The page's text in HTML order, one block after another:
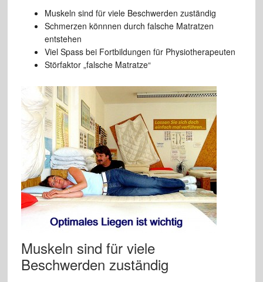
Muskeln sind für viele Beschwerden zuständig
Schmerzen könnnen durch falsche Matratzen
entstehen
Viel Spass bei Fortbildungen für Physiotherapeuten
Störfaktor „falsche Matratze“
Muskeln sind für viele
Beschwerden zuständig